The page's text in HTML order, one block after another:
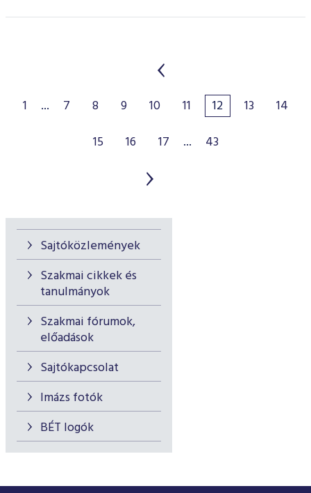
Sajtóközlemények
Szakmai cikkek és
tanulmányok
Szakmai fórumok,
előadások
Sajtókapcsolat
Imázs fotók
BÉT logók
1 ... 7 8 9 10 11 12 13
14
15
16 17 ... 43